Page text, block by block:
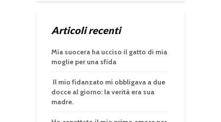
Articoli recenti
Mia suocera ha ucciso il gatto di mia
moglie per una sfida
Il mio fidanzato mi obbligava a due
docce al giorno: la verità era sua
madre.